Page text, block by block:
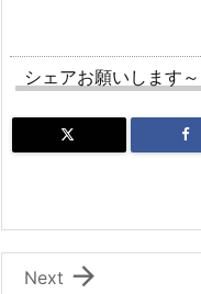
シェアお願いします～

Next